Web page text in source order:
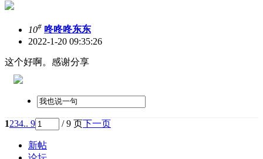
10# 咚咚咚东东
2022-1-20 09:35:26
这个好啊。感谢分享
1234.. 9 / 9 页下一页
新帖